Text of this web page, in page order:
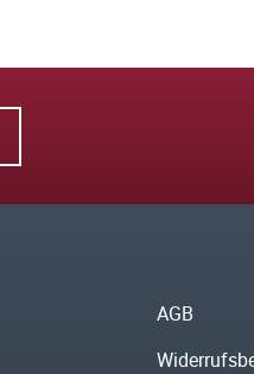
AGB